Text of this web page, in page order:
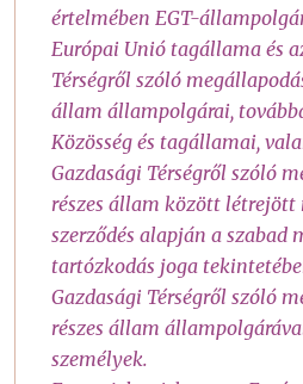
értelmében EGT-
Európai Unió tagállama és
Térségről szóló
állam állampolgárai,
Közösség és tagállamai,
Gazdasági Térségről szóló
részes állam között létrejött
szerződés alapján a szabad
tartózkodás joga
Gazdasági Térségről szóló
részes állam
személyek.